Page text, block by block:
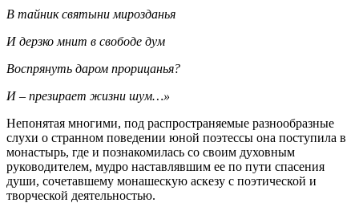
В тайник святыни мирозданья
И дерзко мнит в свободе дум
Воспрянуть даром прорицанья?
И – презирает жизни шум…»
Непонятая многими, под распространяемые разнообразные
слухи о странном поведении юной поэтессы она поступила в
монастырь, где и познакомилась со своим духовным
руководителем, мудро наставлявшим ее по пути спасения
души, сочетавшему монашескую аскезу с поэтической и
творческой деятельностью.